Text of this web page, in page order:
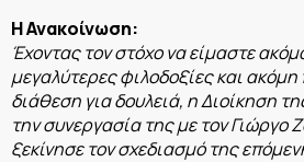
Η Ανακοίνωση:
Έχοντας τον στόχο να είμαστε
μεγαλύτερες φιλοδοξίες και
διάθεση για δουλειά, η Διοίκηση
την συνεργασία της με τον Γιώργο
ξεκίνησε τον σχεδιασμό της